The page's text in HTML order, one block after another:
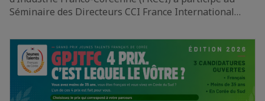
Séminaire des Directeurs CCI France International…